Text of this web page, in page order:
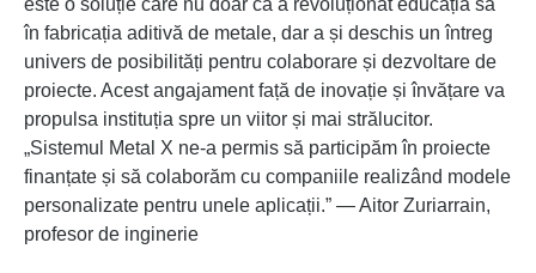
este o soluție care nu doar că a revoluționat educația sa
în fabricația aditivă de metale, dar a și deschis un întreg
univers de posibilități pentru colaborare și dezvoltare de
proiecte. Acest angajament față de inovație și învățare va
propulsa instituția spre un viitor și mai strălucitor.
„Sistemul Metal X ne-a permis să participăm în proiecte
finanțate și să colaborăm cu companiile realizând modele
personalizate pentru unele aplicații.” — Aitor Zuriarrain,
profesor de inginerie